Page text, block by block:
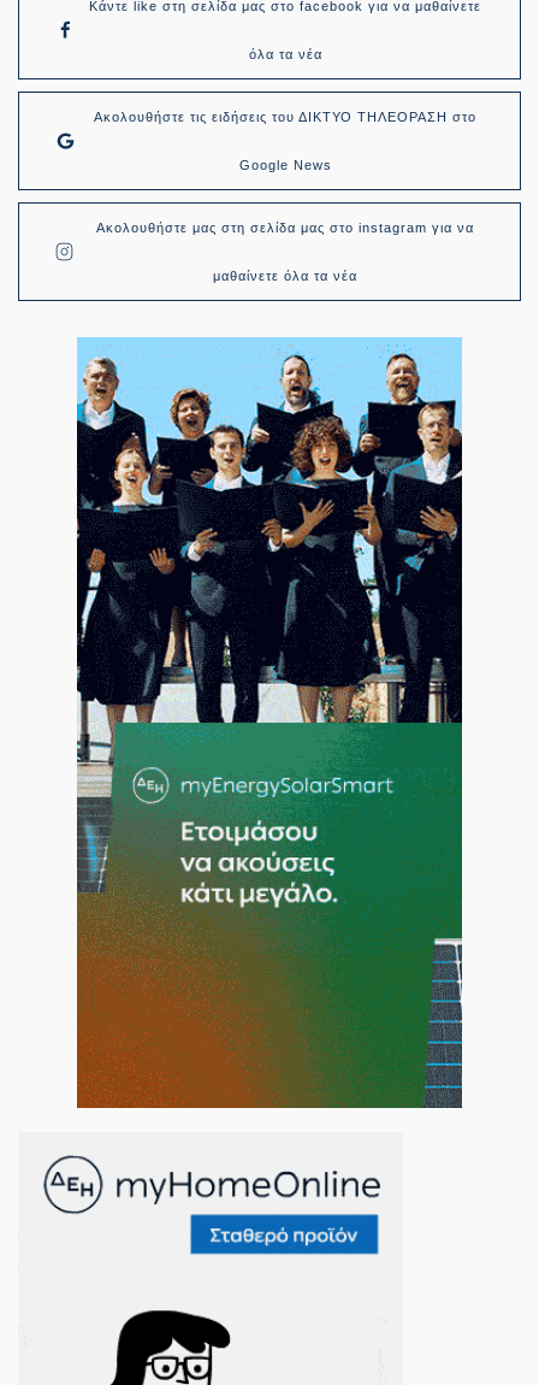
Κάντε like στη σελίδα μας στο facebook για να μαθαίνετε
όλα τα νέα
Ακολουθήστε τις ειδήσεις του ΔΙΚΤΥΟ ΤΗΛΕΟΡΑΣΗ στο
Google News
Ακολουθήστε μας στη σελίδα μας στο instagram για να
μαθαίνετε όλα τα νέα